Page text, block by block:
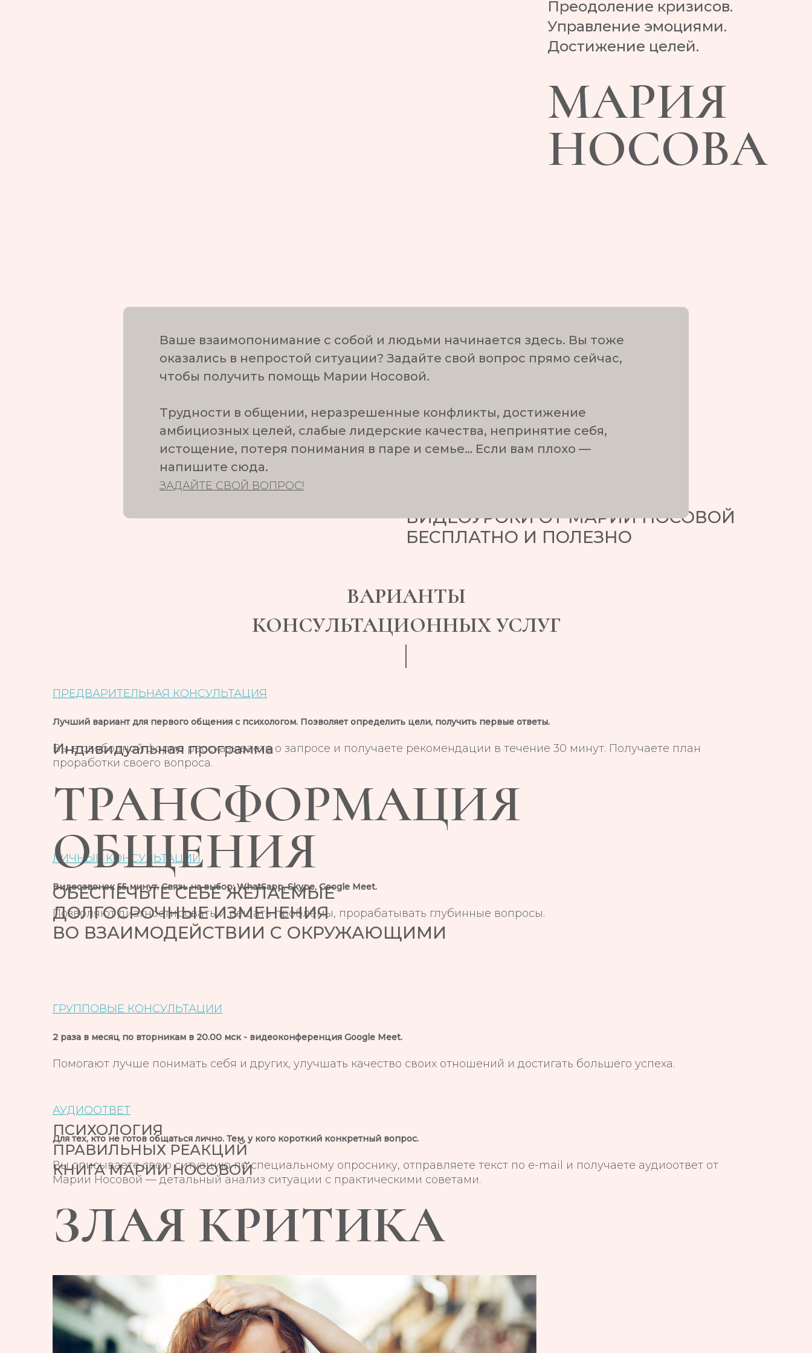
Преодоление кризисов.
Управление эмоциями.
Достижение целей.
МАРИЯ
НОСОВА
СПОСОБЫ
СНЯТЬ
ВИДЕОУРОКИ ОТ МАРИИ НОСОВОЙ
БЕСПЛАТНО И ПОЛЕЗНО
Индивидуальная программа
ТРАНСФОРМАЦИЯ
ОБЩЕНИЯ
ОБЕСПЕЧЬТЕ СЕБЕ ЖЕЛАЕМЫЕ
ДОЛГОСРОЧНЫЕ ИЗМЕНЕНИЯ
ВО ВЗАИМОДЕЙСТВИИ С ОКРУЖАЮЩИМИ
ПСИХОЛОГИЯ
ПРАВИЛЬНЫХ РЕАКЦИЙ
КНИГА МАРИИ НОСОВОЙ
ЗЛАЯ КРИТИКА
Ваше взаимопонимание с собой и людьми начинается здесь. Вы тоже
оказались в непростой ситуации? Задайте свой вопрос прямо сейчас,
чтобы получить помощь Марии Носовой.
Трудности в общении, неразрешенные конфликты, достижение
амбициозных целей, слабые лидерские качества, непринятие себя,
истощение, потеря понимания в паре и семье… Если вам плохо —
напишите сюда.
ЗАДАЙТЕ СВОЙ ВОПРОС!
ВАРИАНТЫ
КОНСУЛЬТАЦИОННЫХ УСЛУГ
ПРЕДВАРИТЕЛЬНАЯ КОНСУЛЬТАЦИЯ
Лучший вариант для первого общения с психологом. Позволяет определить цели, получить первые ответы.
Вы в свободной форме рассказываете о запросе и получаете рекомендации в течение 30 минут. Получаете план
проработки своего вопроса.
ЛИЧНЫЕ КОНСУЛЬТАЦИИ
Видеозвонок 55 минут. Связь на выбор: WhatSapp, Skype, Google Meet.
Позволяют диагностировать и решать проблемы, прорабатывать глубинные вопросы.
ГРУППОВЫЕ КОНСУЛЬТАЦИИ
2 раза в месяц по вторникам в 20.00 мск - видеоконференция Google Meet.
Помогают лучше понимать себя и других, улучшать качество своих отношений и достигать большего успеха.
АУДИООТВЕТ
Для тех, кто не готов общаться лично. Тем, у кого короткий конкретный вопрос.
Вы описываете свою ситуацию по специальному опроснику, отправляете текст по e-mail и получаете аудиоответ от
Марии Носовой — детальный анализ ситуации с практическими советами.